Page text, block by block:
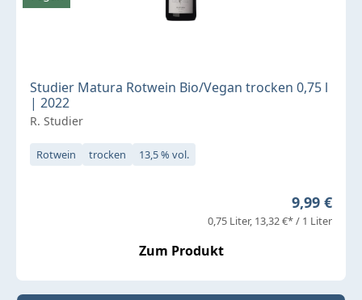
Studier Matura Rotwein Bio/Vegan trocken 0,75 l
| 2022
R. Studier
Rotwein trocken 13,5 % vol.
Regulärer
9,99 €
0,75 Liter 13,32 €* / 1 Liter
Zum Produkt